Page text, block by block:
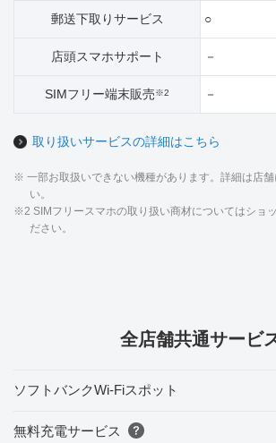
郵送下取りサービス ○
店頭スマホサポート －
SIMフリー端末販売※2 －
取り扱いサービスの詳細はこちら
※ 一部お取扱いできない機種があります。詳細は店舗
い。
※2 SIMフリースマホの取り扱い商材についてはショ
ださい。
全店舗共通サービ
ソフトバンクWi-Fiスポット
無料充電サービス